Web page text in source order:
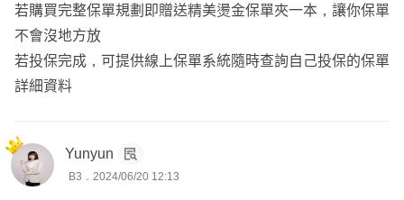
若購買完整保單規劃即贈送精美燙金保單夾一本，讓你保單
不會沒地方放
若投保完成，可提供線上保單系統隨時查詢自己投保的保單
詳細資料
Yunyun
B3．2024/06/20 12:13